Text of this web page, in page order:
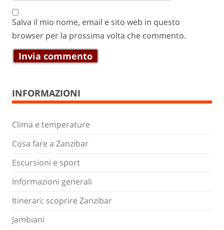
Salva il mio nome, email e sito web in questo
browser per la prossima volta che commento.
INFORMAZIONI
Clima e temperature
Cosa fare a Zanzibar
Escursioni e sport
Informazioni generali
Itinerari: scoprire Zanzibar
Jambiani